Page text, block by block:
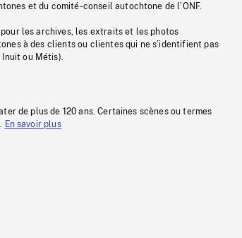
et du comité-conseil autochtone de l’ONF.
les archives, les extraits et les photos
à des clients ou clientes qui ne s’identifient pas
ou Métis).
de plus de 120 ans. Certaines scènes ou termes
En savoir plus